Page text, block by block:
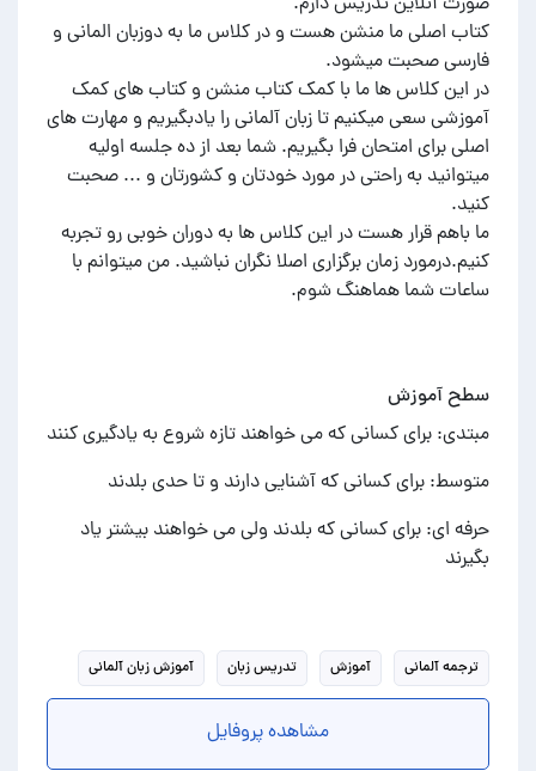
کتاب اصلی ما منشن هست و در کلاس ما به دوزبان المانی و
در این کلاس ها ما با کمک کتاب منشن و کتاب های کمک
آموزشی سعی میکنیم تا زبان آلمانی را یادبگیریم و مهارت های
اصلی برای امتحان فرا بگیریم. شما بعد از ده جلسه اولیه
میتوانید به راحتی در مورد خودتان و کشورتان و ... صحبت
ما باهم قرار هست در این کلاس ها به دوران خوبی رو تجربه
کنیم.درمورد زمان برگزاری اصلا نگران نباشید. من میتوانم با
ساعات شما هماهنگ شوم.
سطح آموزش
مبتدی: برای کسانی که می خواهند تازه شروع به یادگیری کنند
متوسط: برای کسانی که آشنایی دارند و تا حدی بلدند
حرفه ای: برای کسانی که بلدند ولی می خواهند بیشتر یاد
بگیرند
ترجمه آلمانی آموزش تدریس زبان آموزش زبان آلمانی
مشاهده پروفایل